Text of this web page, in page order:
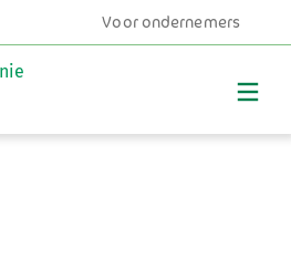
Voor ondernemers